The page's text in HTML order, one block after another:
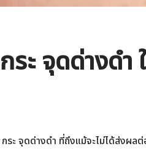
ะ จุดด่างดำ
กระ จุดด่างดำ ที่ถึงแม้จะไม่ได้ส่งผ